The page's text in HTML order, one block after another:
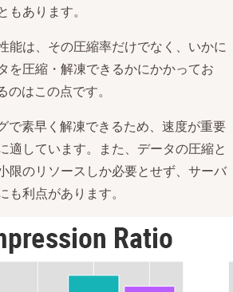
もあります。
能は、その圧縮率だけでなく、いかに
を圧縮・解凍できるかにかかってお
のはこの点です。
で素早く解凍できるため、速度が重要
適しています。また、データの圧縮と
限のリソースしか必要とせず、サーバ
利点があります。